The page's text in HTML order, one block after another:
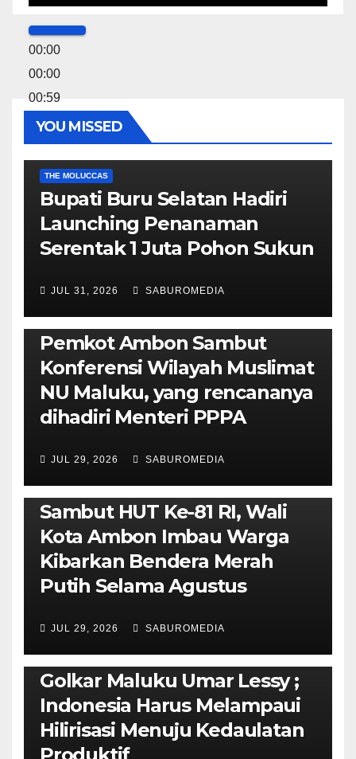
00:00
00:00
00:59
YOU MISSED
THE MOLUCCAS
Bupati Buru Selatan Hadiri
Launching Penanaman
Serentak 1 Juta Pohon Sukun
JUL 31, 2026 SABUROMEDIA
AMBON METRO JURNALISME AKTIVIS
POLITIK & PEMERINTAHAN
Pemkot Ambon Sambut
Konferensi Wilayah Muslimat
NU Maluku, yang rencananya
dihadiri Menteri PPPA
JUL 29, 2026 SABUROMEDIA
AMBON METRO POLITIK & PEMERINTAHAN
Sambut HUT Ke-81 RI, Wali
Kota Ambon Imbau Warga
Kibarkan Bendera Merah
Putih Selama Agustus
JUL 29, 2026 SABUROMEDIA
PENDIDIKAN & OLAHRAGA THE MOLUCCAS
Isi Materi LK-III HMI, Ketua
Golkar Maluku Umar Lessy ;
Indonesia Harus Melampaui
Hilirisasi Menuju Kedaulatan